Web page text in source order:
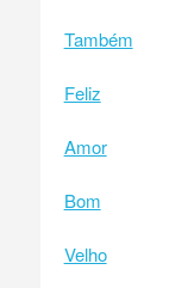
Também
Feliz
Amor
Bom
Velho